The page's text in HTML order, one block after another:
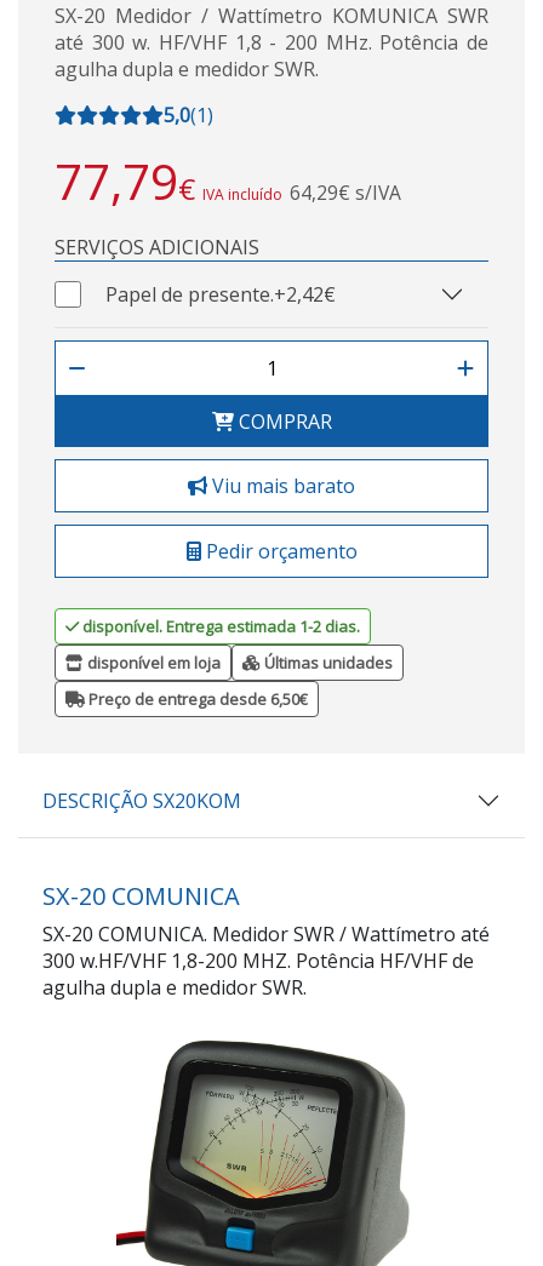
SX-20 Medidor / Wattímetro KOMUNICA SWR
até 300 w. HF/VHF 1,8 - 200 MHz. Potência de
agulha dupla e medidor SWR.
5,0(1)
77,79€ IVA incluído 64,29€ s/IVA
SERVIÇOS ADICIONAIS
Papel de presente.+2,42€
COMPRAR
Viu mais barato
Pedir orçamento
disponível. Entrega estimada 1-2 dias.
disponível em loja
Últimas unidades
Preço de entrega desde 6,50€
DESCRIÇÃO SX20KOM
SX-20 COMUNICA
SX-20 COMUNICA. Medidor SWR / Wattímetro até
300 w.HF/VHF 1,8-200 MHZ. Potência HF/VHF de
agulha dupla e medidor SWR.